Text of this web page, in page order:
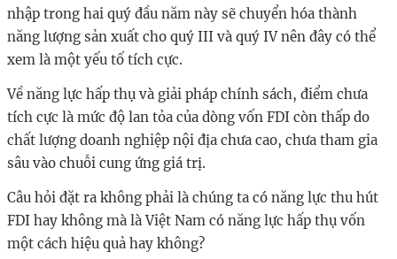
nhập trong hai quý đầu năm này sẽ chuyển hóa thành
năng lượng sản xuất cho quý III và quý IV nên đây có thể
xem là một yếu tố tích cực.
Về năng lực hấp thụ và giải pháp chính sách, điểm chưa
tích cực là mức độ lan tỏa của dòng vốn FDI còn thấp do
chất lượng doanh nghiệp nội địa chưa cao, chưa tham gia
sâu vào chuỗi cung ứng giá trị.
Câu hỏi đặt ra không phải là chúng ta có năng lực thu hút
FDI hay không mà là Việt Nam có năng lực hấp thụ vốn
một cách hiệu quả hay không?